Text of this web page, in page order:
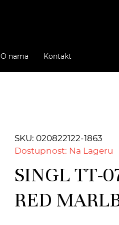
O nama Kontakt
SKU: 020822122-1863
Dostupnost: Na Lageru
SINGL TT-
RED